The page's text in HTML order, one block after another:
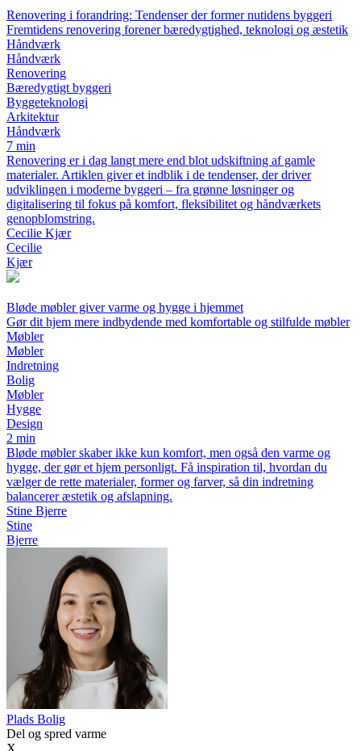
Renovering i forandring: Tendenser der former nutidens byggeri
Fremtidens renovering forener bæredygtighed, teknologi og æstetik
Håndværk
Håndværk
Renovering
Bæredygtigt byggeri
Byggeteknologi
Arkitektur
Håndværk
7 min
Renovering er i dag langt mere end blot udskiftning af gamle
materialer. Artiklen giver et indblik i de tendenser, der driver
udviklingen i moderne byggeri – fra grønne løsninger og
digitalisering til fokus på komfort, fleksibilitet og håndværkets
genopblomstring.
Cecilie Kjær
Cecilie
Kjær
Bløde møbler giver varme og hygge i hjemmet
Gør dit hjem mere indbydende med komfortable og stilfulde møbler
Møbler
Møbler
Indretning
Bolig
Møbler
Hygge
Design
2 min
Bløde møbler skaber ikke kun komfort, men også den varme og
hygge, der gør et hjem personligt. Få inspiration til, hvordan du
vælger de rette materialer, former og farver, så din indretning
balancerer æstetik og afslapning.
Stine Bjerre
Stine
Bjerre
Plads Bolig
Del og spred varme
X